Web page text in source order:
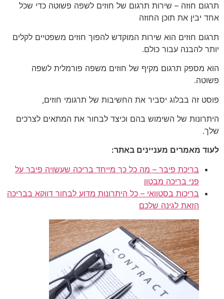
תרגום חוזה – שירות תרגום של חוזים לשפה פשוטה כדי שכל
אחד יבין את תוכן החוזה
תרגום חוזים הוא שירות המוקדש להפוך חוזים משפטיים לקלים
יותר להבנה עבור כולם.
הוא מספק תרגום מקיף של חוזים משפה פורמלית לשפה
פשוטה.
פוסט זה בבלוג יסביר את החשיבות של תרגומי חוזים,
היתרונות של השימוש בהם וכיצד לבחור את המתאים לצרכים
שלך.
לעוד מאמרים מעניינים באתר:
בריכת פיבר – מה כל כך מייחד בריכה שעשויה פיבר על
פני בריכה מבטון
בריכות בסטוואי – כל היתרונות מדוע לבחור דווקא בבריכה
הזאת לגינה שלכם